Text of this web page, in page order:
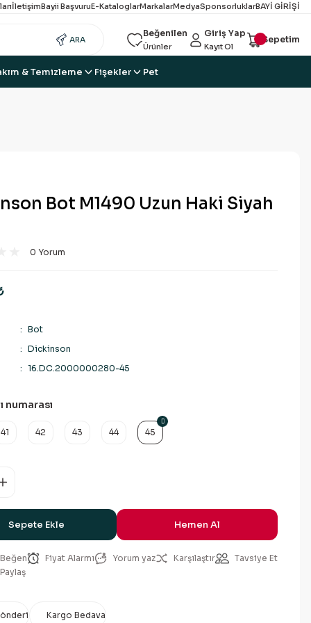
İletişimBayii BaşvuruE-KataloglarMarkalarMedyaSponsorluklarBAYİ GİRİŞİ
ARA
Beğenilen
Ürünler
Giriş Yap
Kayıt Ol
Sepetim
& Temizleme Fişekler Pet
Bot M1490 Uzun Haki Siyah
0 Yorum
Bot
Dickinson
16.DC.2000000280-45
numarası
41 42 43 44 45
Sepete Ekle Hemen Al
Fiyat Alarmı Yorum yaz Karşılaştır
Tavsiye Et
Kargo Bedava